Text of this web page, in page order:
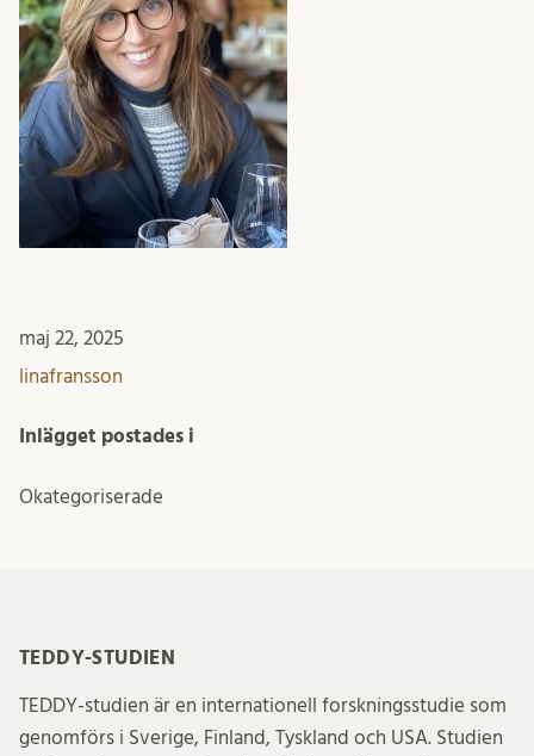
maj 22, 2025
linafransson
Inlägget postades i
Okategoriserade
TEDDY-STUDIEN
TEDDY-studien är en internationell forskningsstudie som
genomförs i Sverige, Finland, Tyskland och USA. Studien